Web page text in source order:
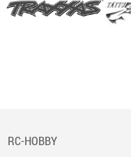
RC-HOBBY